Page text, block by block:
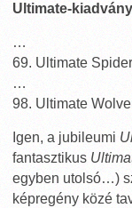
Ultimate-
…
69. Ultimate
…
98. Ultimate
Igen, a jubileumi
fantasztikus
egyben utolsó…)
képregény közé